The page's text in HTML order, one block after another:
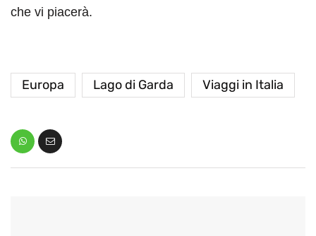
che vi piacerà.
Europa Lago di Garda Viaggi in Italia